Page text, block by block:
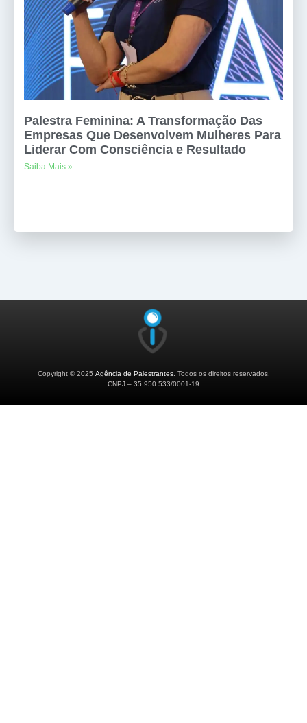
Palestra Feminina: A Transformação Das
Empresas Que Desenvolvem Mulheres Para
Liderar Com Consciência e Resultado
Saiba Mais »
Copyright © 2025 Agência de Palestrantes. Todos os direitos reservados.
CNPJ – 35.950.533/0001-19